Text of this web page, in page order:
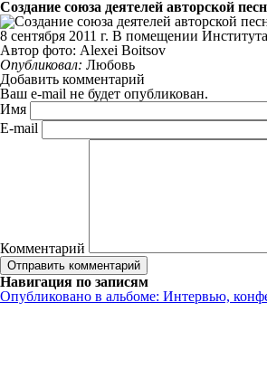
Создание союза деятелей авторской
8 сентября 2011 г. В помещении
Автор фото: Alexei Boitsov
Опубликовал: Любовь
Добавить комментарий
Ваш e-mail не будет опубликован.
Имя
E-mail
Комментарий
Навигация по записям
Опубликовано в альбоме: Интервью,